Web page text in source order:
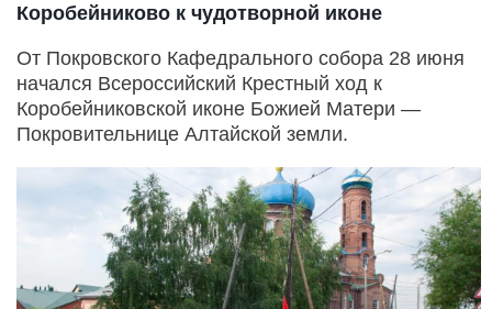
Коробейниково к чудотворной иконе
От Покровского Кафедрального собора 28 июня
начался Всероссийский Крестный ход к
Коробейниковской иконе Божией Матери —
Покровительнице Алтайской земли.